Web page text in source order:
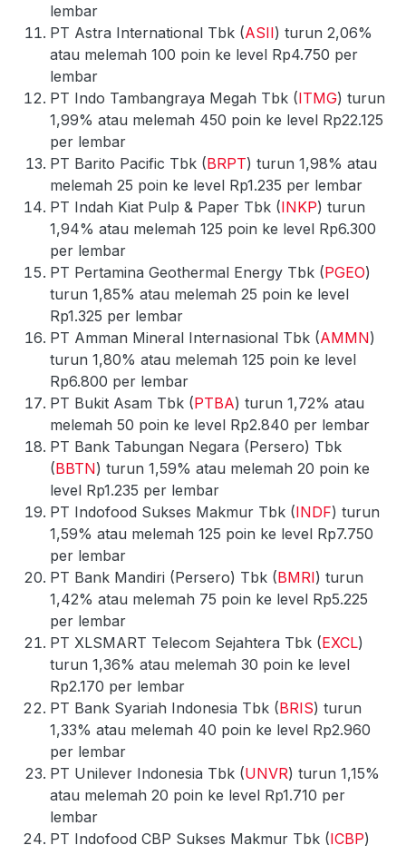
lembar
PT Astra International Tbk (ASII) turun 2,06%
atau melemah 100 poin ke level Rp4.750 per
lembar
PT Indo Tambangraya Megah Tbk (ITMG) turun
1,99% atau melemah 450 poin ke level Rp22.125
per lembar
PT Barito Pacific Tbk (BRPT) turun 1,98% atau
melemah 25 poin ke level Rp1.235 per lembar
PT Indah Kiat Pulp & Paper Tbk (INKP) turun
1,94% atau melemah 125 poin ke level Rp6.300
per lembar
PT Pertamina Geothermal Energy Tbk (PGEO)
turun 1,85% atau melemah 25 poin ke level
Rp1.325 per lembar
PT Amman Mineral Internasional Tbk (AMMN)
turun 1,80% atau melemah 125 poin ke level
Rp6.800 per lembar
PT Bukit Asam Tbk (PTBA) turun 1,72% atau
melemah 50 poin ke level Rp2.840 per lembar
PT Bank Tabungan Negara (Persero) Tbk
(BBTN) turun 1,59% atau melemah 20 poin ke
level Rp1.235 per lembar
PT Indofood Sukses Makmur Tbk (INDF) turun
1,59% atau melemah 125 poin ke level Rp7.750
per lembar
PT Bank Mandiri (Persero) Tbk (BMRI) turun
1,42% atau melemah 75 poin ke level Rp5.225
per lembar
PT XLSMART Telecom Sejahtera Tbk (EXCL)
turun 1,36% atau melemah 30 poin ke level
Rp2.170 per lembar
PT Bank Syariah Indonesia Tbk (BRIS) turun
1,33% atau melemah 40 poin ke level Rp2.960
per lembar
PT Unilever Indonesia Tbk (UNVR) turun 1,15%
atau melemah 20 poin ke level Rp1.710 per
lembar
PT Indofood CBP Sukses Makmur Tbk (ICBP)